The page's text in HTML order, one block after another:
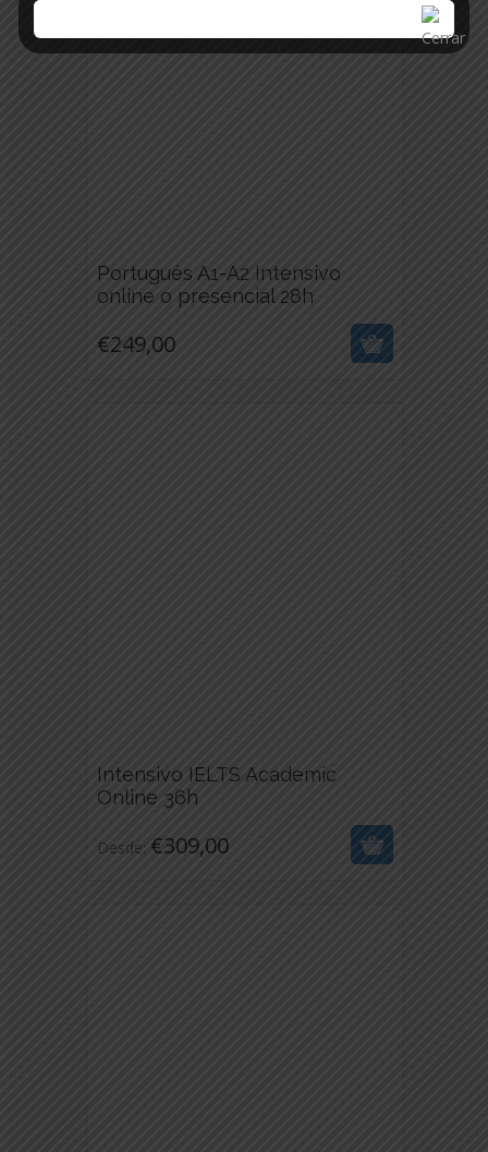
EN
Portugués A1-A2 Intensivo
online o presencial 28h
€249,00ESTE
€249,00
Intensivo IELTS Academic
Online 36h
Desde: €309,00ESTE
€309,00